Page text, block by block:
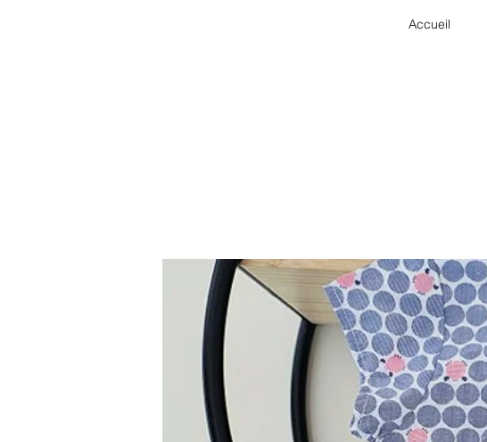
Accueil